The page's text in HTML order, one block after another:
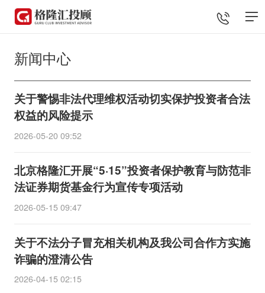
新闻中心
关于警惕非法代理维权活动切实保护投资者合法
权益的风险提示
2026-05-20 09:52
北京格隆汇开展“5·15”投资者保护教育与防范非
法证券期货基金行为宣传专项活动
2026-05-15 09:47
关于不法分子冒充相关机构及我公司合作方实施
诈骗的澄清公告
2026-04-15 02:15